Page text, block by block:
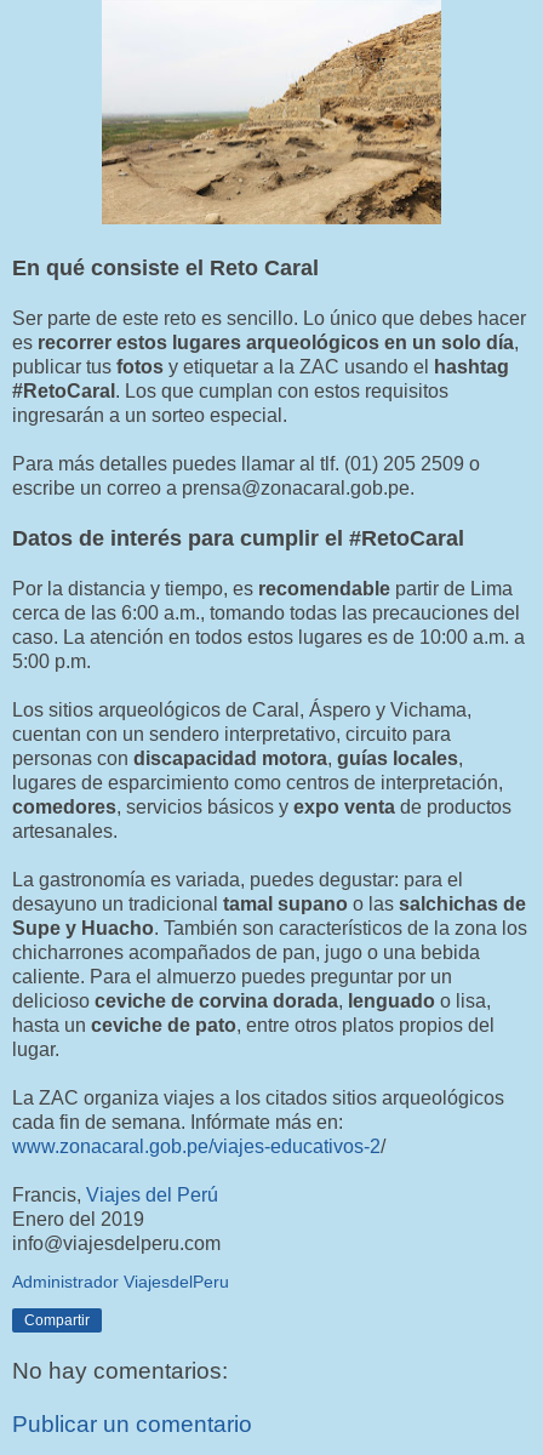
En qué consiste el Reto Caral
Ser parte de este reto es sencillo. Lo único que debes hacer
es recorrer estos lugares arqueológicos en un solo día,
publicar tus fotos y etiquetar a la ZAC usando el
hashtag
#RetoCaral . Los que cumplan con estos requisitos
ingresarán a un sorteo especial.
Para más detalles puedes llamar al tlf. (01) 205 2509 o
escribe un correo a prensa@zonacaral.gob.pe.
Datos de interés para cumplir el #RetoCaral
Por la distancia y tiempo, es recomendable partir de Lima
cerca de las 6:00 a.m., tomando todas las precauciones del
caso. La atención en todos estos lugares es de 10:00 a.m. a
5:00 p.m.
Los sitios arqueológicos de Caral, Áspero y Vichama,
cuentan con un sendero interpretativo, circuito para
personas con discapacidad motora, guías locales,
lugares de esparcimiento como centros de interpretación,
comedores, servicios básicos y expo venta de productos
artesanales.
La gastronomía es variada, puedes degustar: para el
desayuno un tradicional tamal supano o las salchichas de
Supe y Huacho. También son característicos de la zona los
chicharrones acompañados de pan, jugo o una bebida
caliente. Para el almuerzo puedes preguntar por un
delicioso ceviche de corvina dorada, lenguado o lisa,
hasta un ceviche de pato, entre otros platos propios del
lugar.
La ZAC organiza viajes a los citados sitios arqueológicos
cada fin de semana. Infórmate más en:
www.zonacaral.gob.pe/viajes-educativos-2/
Francis, Viajes del Perú
Enero del 2019
info@viajesdelperu.com
Administrador ViajesdelPeru
Compartir
No hay comentarios:
Publicar un comentario